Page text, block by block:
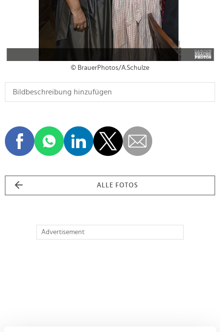
© BrauerPhotos/A.Schulze
ALLE FOTOS
Advertisement